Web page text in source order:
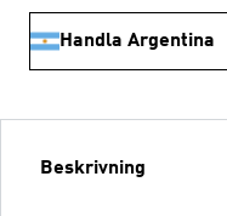
Handla Argentina
Beskrivning